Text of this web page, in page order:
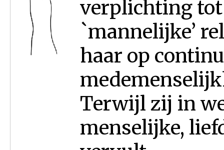
verplichting
`mannelijke’
haar op
Terwijl zij in
menselijke,